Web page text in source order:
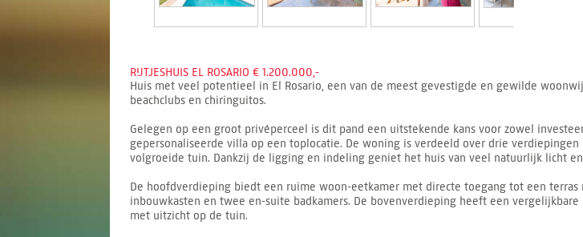
RIJTJESHUIS EL ROSARIO € 1.200.000,-
Huis met veel potentieel in El Rosario, een van de meest gevestigde en gewilde
beachclubs en chiringuitos.
Gelegen op een groot privéperceel is dit pand een uitstekende kans voor zowel
gepersonaliseerde villa op een toplocatie. De woning is verdeeld over drie
volgroeide tuin. Dankzij de ligging en indeling geniet het huis van veel natuurlijk licht
De hoofdverdieping biedt een ruime woon-eetkamer met directe toegang tot een
inbouwkasten en twee en-suite badkamers. De bovenverdieping heeft een
met uitzicht op de tuin.